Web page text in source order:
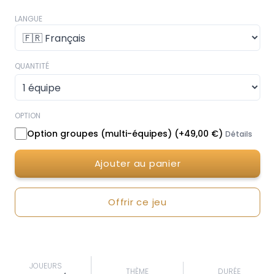
LANGUE
QUANTITÉ
OPTION
Option groupes (multi-équipes) (+49,00 €) Détails
Ajouter au panier
Offrir ce jeu
JOUEURS THÈME DURÉE